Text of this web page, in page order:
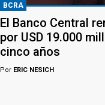
BCRA
El Banco Central
por USD 19.000
cinco años
Por ERIC NESICH